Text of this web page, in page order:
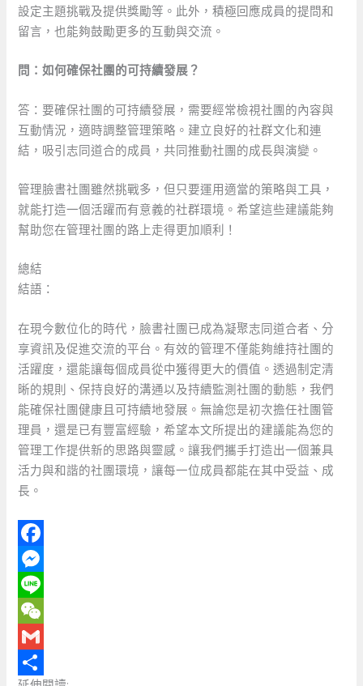
設定主題挑戰及提供獎勵等。此外，積極回應成員的提問和
留言，也能夠鼓勵更多的互動與交流。
問：如何確保社團的可持續發展？
答：要確保社團的可持續發展，需要經常檢視社團的內容與
互動情況，適時調整管理策略。建立良好的社群文化和連
結，吸引志同道合的成員，共同推動社團的成長與演變。
管理臉書社團雖然挑戰多，但只要運用適當的策略與工具，
就能打造一個活躍而有意義的社群環境。希望這些建議能夠
幫助您在管理社團的路上走得更加順利！
總結
結語：
在現今數位化的時代，臉書社團已成為凝聚志同道合者、分
享資訊及促進交流的平台。有效的管理不僅能夠維持社團的
活躍度，還能讓每個成員從中獲得更大的價值。透過制定清
晰的規則、保持良好的溝通以及持續監測社團的動態，我們
能確保社團健康且可持續地發展。無論您是初次擔任社團管
理員，還是已有豐富經驗，希望本文所提出的建議能為您的
管理工作提供新的思路與靈感。讓我們攜手打造出一個兼具
活力與和諧的社團環境，讓每一位成員都能在其中受益、成
長。
F
a
c
e
b
M
e
s
s
L
n
W
eG